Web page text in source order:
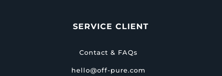
SERVICE CLIENT
Contact & FAQs
hello@off-pure.com